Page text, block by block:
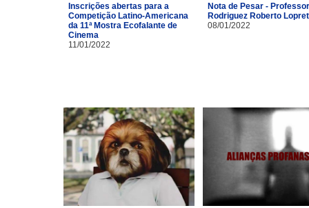
Inscrições abertas para a
Competição Latino-Americana
da 11ª Mostra Ecofalante de
Cinema
11/01/2022
Nota de Pesar -
Rodriguez Roberto
08/01/2022